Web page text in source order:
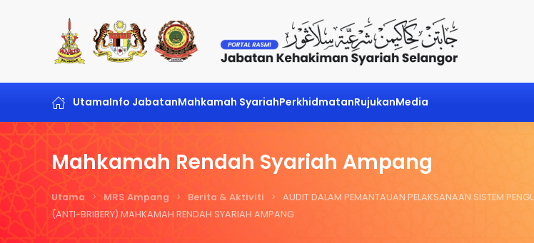
Skip to main content
UtamaInfo JabatanMahkamah SyariahPerkhidmatanRujukanMedia
Mahkamah Rendah Syariah Ampang
Utama MRS Ampang Berita & Aktiviti
AUDIT DALAM PEMANTAUAN PELAKSANAAN SISTEM
(ANTI-BRIBERY) MAHKAMAH RENDAH SYARIAH AMPANG